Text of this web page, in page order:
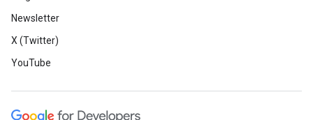
Newsletter
X (Twitter)
YouTube